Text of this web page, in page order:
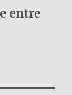
entre